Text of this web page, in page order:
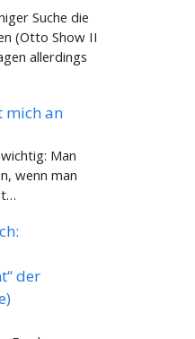
Suche die
(Otto Show II
allerdings
mich an
Man
wenn man
der